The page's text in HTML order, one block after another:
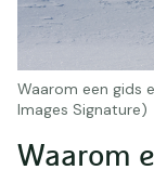
Waarom een gids
Images Signature)
Waarom